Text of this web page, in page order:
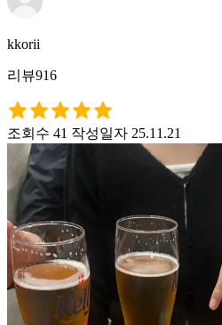
kkorii
리뷰916
조회수 41 작성일자 25.11.21